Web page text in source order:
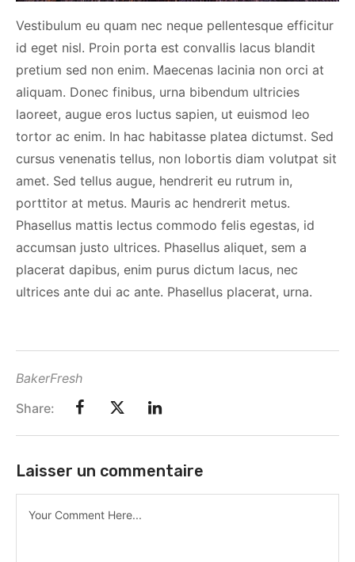
Vestibulum eu quam nec neque pellentesque efficitur
id eget nisl. Proin porta est convallis lacus blandit
pretium sed non enim. Maecenas lacinia non orci at
aliquam. Donec finibus, urna bibendum ultricies
laoreet, augue eros luctus sapien, ut euismod leo
tortor ac enim. In hac habitasse platea dictumst. Sed
cursus venenatis tellus, non lobortis diam volutpat sit
amet. Sed tellus augue, hendrerit eu rutrum in,
porttitor at metus. Mauris ac hendrerit metus.
Phasellus mattis lectus commodo felis egestas, id
accumsan justo ultrices. Phasellus aliquet, sem a
placerat dapibus, enim purus dictum lacus, nec
ultrices ante dui ac ante. Phasellus placerat, urna.
BakerFresh
Share:
Laisser un commentaire